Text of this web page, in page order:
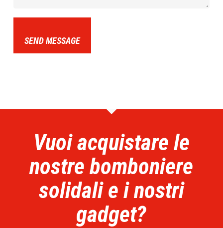
SEND MESSAGE
Vuoi acquistare le
nostre bomboniere
solidali e i nostri
gadget?